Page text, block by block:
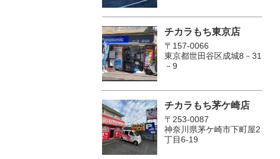
チカラもち東京店
〒157-0066
東京都世田谷区成城8－31
－9
チカラもち茅ケ崎店
〒253-0087
神奈川県茅ケ崎市下町屋2
丁目6-19